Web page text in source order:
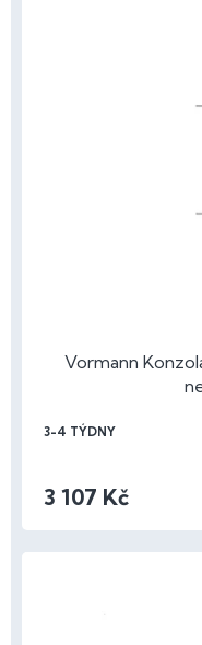
Vormann
3-4 TÝDNY
3 107 Kč